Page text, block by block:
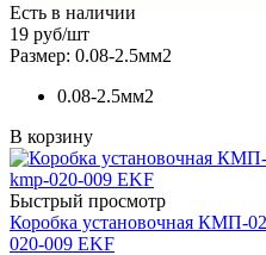
Есть в наличии
19 руб/шт
Размер: 0.08-2.5мм2
0.08-2.5мм2
В корзину
Быстрый просмотр
Коробка установочная КМП-
020-009 EKF